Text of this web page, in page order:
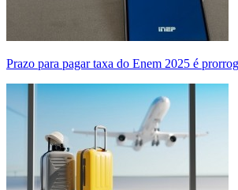
Prazo para pagar taxa do Enem 2025 é